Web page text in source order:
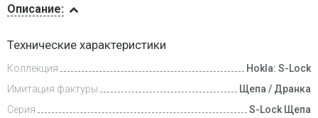
Доставка
и оплата
Описание:
Технические характеристики
Коллекция
Hokla: S-Lock
Имитация фактуры
Щепа / Дранка
Серия
S-Lock Щепа